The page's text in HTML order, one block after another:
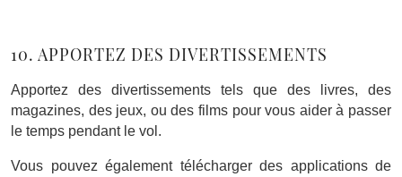
10. APPORTEZ DES DIVERTISSEMENTS
Apportez des divertissements tels que des livres, des
magazines, des jeux, ou des films pour vous aider à passer
le temps pendant le vol.
Vous pouvez également télécharger des applications de